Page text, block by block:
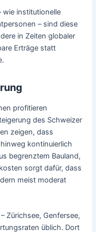
wie institutionelle
– sind diese
in Zeiten globaler
Erträge statt
profitieren
des Schweizer
zeigen, dass
kontinuierlich
begrenztem Bauland,
sorgt dafür, dass
meist moderat
Zürichsee, Genfersee,
üblich. Dort